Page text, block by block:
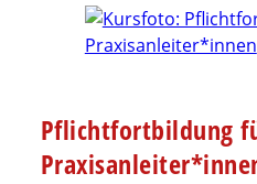
Pflichtfortbildung